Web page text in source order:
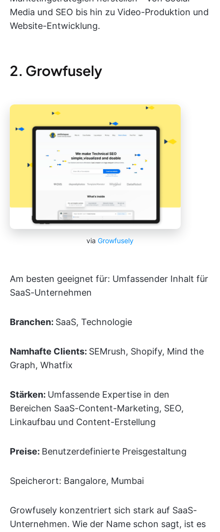
Media und SEO bis hin zu Video-Produktion und
Website-Entwicklung.
2. Growfusely
via Growfusely
Am besten geeignet für: Umfassender Inhalt für
SaaS-Unternehmen
Branchen: SaaS, Technologie
Namhafte Clients: SEMrush, Shopify, Mind the
Graph, Whatfix
Stärken: Umfassende Expertise in den
Bereichen SaaS-Content-Marketing, SEO,
Linkaufbau und Content-Erstellung
Preise: Benutzerdefinierte Preisgestaltung
Speicherort: Bangalore, Mumbai
Growfusely konzentriert sich stark auf SaaS-
Unternehmen. Wie der Name schon sagt, ist es